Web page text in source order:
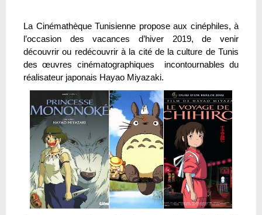
La Cinémathèque Tunisienne propose aux cinéphiles, à
l’occasion des vacances d’hiver 2019, de venir
découvrir ou redécouvrir à la cité de la culture de Tunis
des œuvres cinématographiques incontournables du
réalisateur japonais Hayao Miyazaki.